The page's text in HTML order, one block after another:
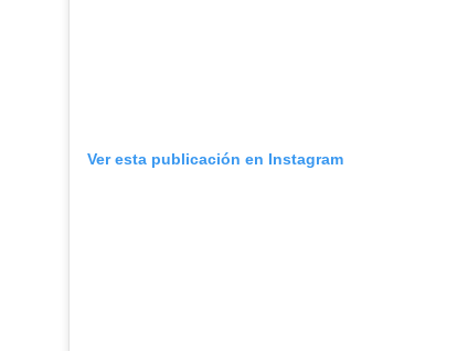
Ver esta publicación en Instagram